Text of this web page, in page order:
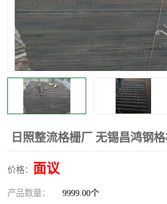
日照整流格栅厂 无锡昌鸿钢
价格： 面议
产品数量： 9999.00个
钢格栅踏步板 插
整流格栅